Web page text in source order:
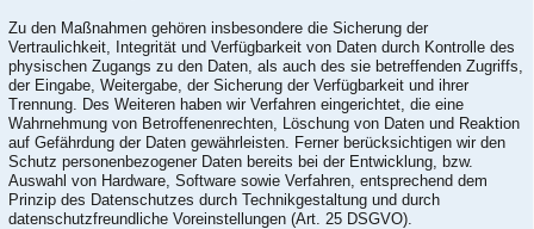
Zu den Maßnahmen gehören insbesondere die Sicherung der
Vertraulichkeit, Integrität und Verfügbarkeit von Daten durch Kontrolle des
physischen Zugangs zu den Daten, als auch des sie betreffenden Zugriffs,
der Eingabe, Weitergabe, der Sicherung der Verfügbarkeit und ihrer
Trennung. Des Weiteren haben wir Verfahren eingerichtet, die eine
Wahrnehmung von Betroffenenrechten, Löschung von Daten und Reaktion
auf Gefährdung der Daten gewährleisten. Ferner berücksichtigen wir den
Schutz personenbezogener Daten bereits bei der Entwicklung, bzw.
Auswahl von Hardware, Software sowie Verfahren, entsprechend dem
Prinzip des Datenschutzes durch Technikgestaltung und durch
datenschutzfreundliche Voreinstellungen (Art. 25 DSGVO).